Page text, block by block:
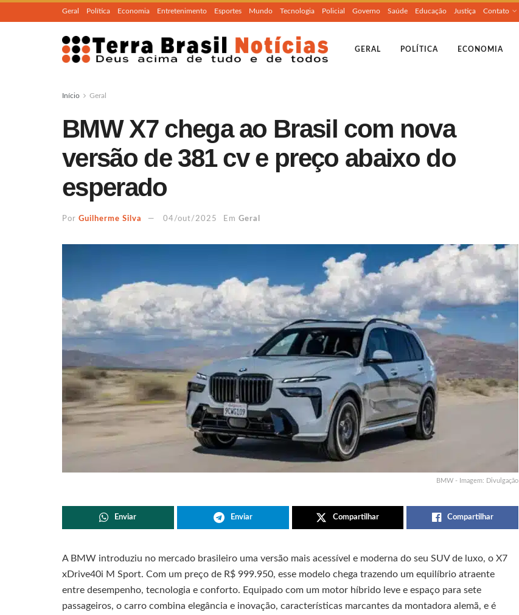
Geral Política Economia Entretenimento Esportes Mundo Tecnologia Policial Governo Saúde Educação Justiça Contato
GERAL POLÍTICA ECONOMIA
Início Geral
BMW X7 chega ao Brasil com nova
versão de 381 cv e preço abaixo do
esperado
Por Guilherme Silva 04/out/2025 Em Geral
BMW - Imagem: Divulgação
Enviar Enviar Compartilhar Compartilhar
A BMW introduziu no mercado brasileiro uma versão mais acessível e moderna do seu SUV de luxo, o X7
xDrive40i M Sport. Com um preço de R$ 999.950, esse modelo chega trazendo um equilíbrio atraente
entre desempenho, tecnologia e conforto. Equipado com um motor híbrido leve e espaço para sete
passageiros, o carro combina elegância e inovação, características marcantes da montadora alemã, e é